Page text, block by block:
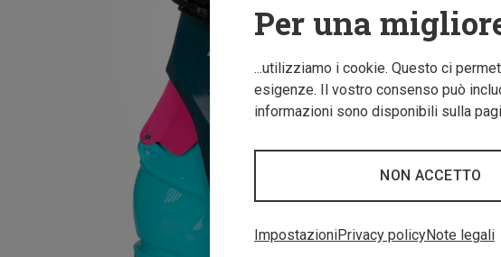
Per una
...utilizziamo i cookie. Questo ci
esigenze. Il vostro consenso può
informazioni sono disponibili sulla
NON ACCETTO
ImpostazioniPrivacy policyNote legali